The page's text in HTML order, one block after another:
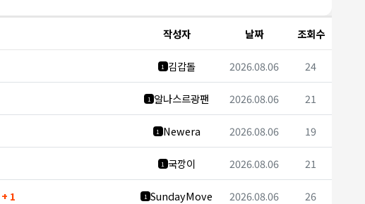
작성자 날짜 조회수
1 김갑돌 2026.08.06 24
1 알나스르광팬 2026.08.06 21
1 Newera 2026.08.06 19
1 국깡이 2026.08.06 21
+ 1 1 SundayMove 2026.08.06 26